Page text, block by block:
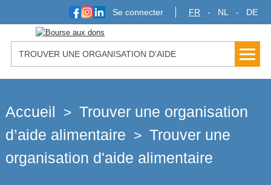
FR NL DE
Se connecter
TROUVER UNE ORGANISATION D’AIDE
ALIMENTAIRE
Accueil > Trouver une organisation
d’aide alimentaire > Trouver une
organisation d'aide alimentaire